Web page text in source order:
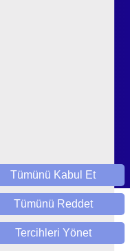
Tümünü Kabul Et
Tümünü Reddet
Tercihleri Yönet
Başvurusu